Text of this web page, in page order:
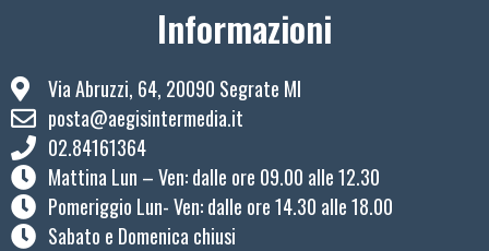
Informazioni
Via Abruzzi, 64, 20090 Segrate MI
posta@aegisintermedia.it
02.84161364
Mattina Lun – Ven: ​dalle ore 09.00 alle 12.30
Pomeriggio Lun- Ven: dalle ore 14.30 alle 18.00
Sabato e Domenica chiusi